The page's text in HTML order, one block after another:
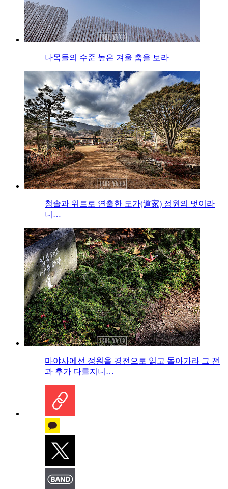
나목들의 수준 높은 겨울 춤을 보라
청솔과 위트로 연출한 도가(道家) 정원의 멋이라
니…
마야사에선 정원을 경전으로 읽고 돌아가라 그 전
과 후가 다를지니…